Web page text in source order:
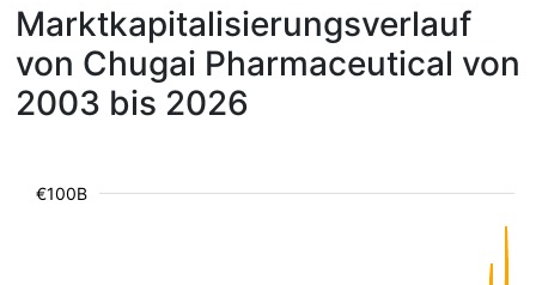
Marktkapitalisierungsverlauf
von Chugai Pharmaceutical von
2003 bis 2026
€100B